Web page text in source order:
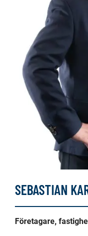
SEBASTIAN
Företagare,